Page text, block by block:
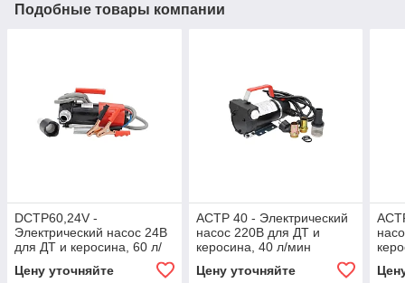
Подобные товары компании
DCTP60,24V -
Электрический насос 24В
для ДТ и керосина, 60 л/
Цену уточняйте
ACTP 40 - Электрический
насос 220В для ДТ и
керосина, 40 л/мин
Цену уточняйте